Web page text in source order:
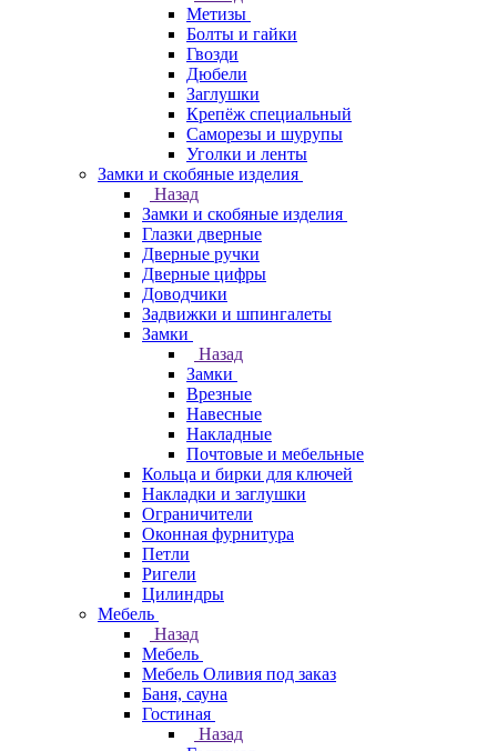
Метизы
Болты и гайки
Гвозди
Дюбели
Заглушки
Крепёж специальный
Саморезы и шурупы
Уголки и ленты
Замки и скобяные изделия
Назад
Замки и скобяные изделия
Глазки дверные
Дверные ручки
Дверные цифры
Доводчики
Задвижки и шпингалеты
Замки
Назад
Замки
Врезные
Навесные
Накладные
Почтовые и мебельные
Кольца и бирки для ключей
Накладки и заглушки
Ограничители
Оконная фурнитура
Петли
Ригели
Цилиндры
Мебель
Назад
Мебель
Мебель Оливия под заказ
Баня, сауна
Гостиная
Назад